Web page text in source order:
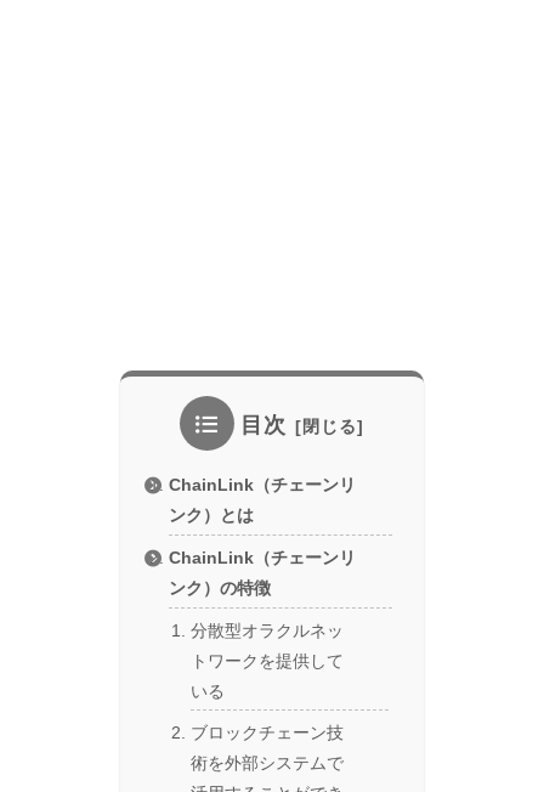
目次
ChainLink（チェーンリ
ンク）とは
ChainLink（チェーンリ
ンク）の特徴
分散型オラクルネッ
トワークを提供して
いる
ブロックチェーン技
術を外部システムで